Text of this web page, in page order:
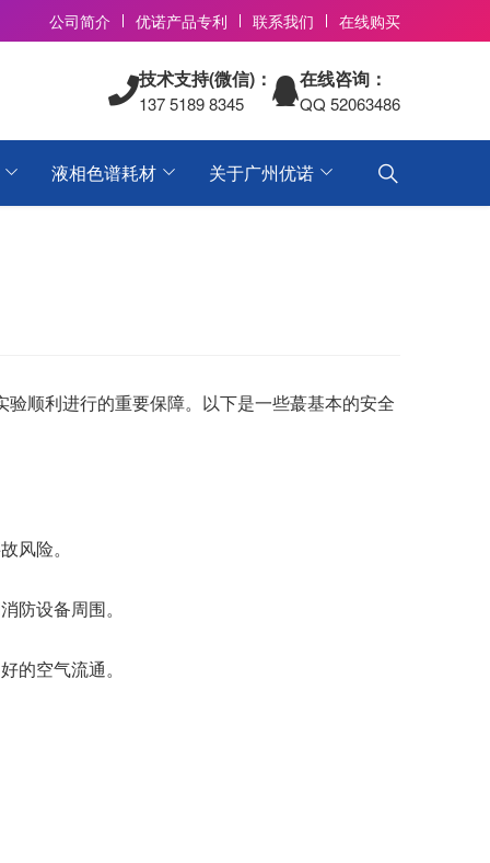
公司简介 优诺产品专利 联系我们 在线购买
技术支持(微信)：
137 5189 8345
在线咨询：
QQ 52063486
液相色谱耗材 关于广州优诺
顺利进行的重要保障。以下是一些蕞基本的安全
风险。
防设备周围。
的空气流通。